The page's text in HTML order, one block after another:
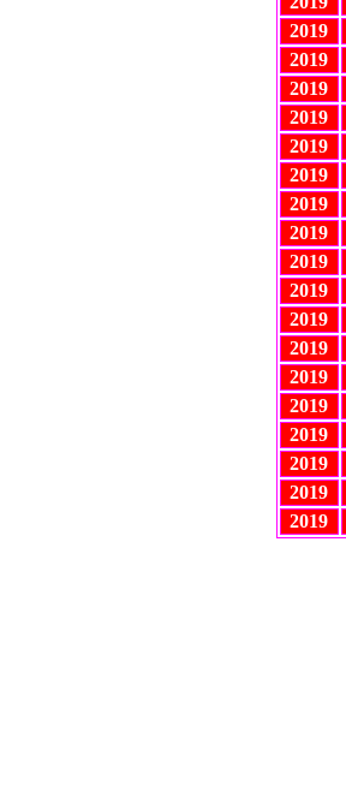
2019
2019
2019
2019
2019
2019
2019
2019
2019
2019
2019
2019
2019
2019
2019
2019
2019
2019